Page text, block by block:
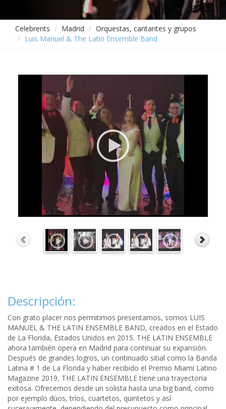
Celebrents Madrid
Orquestas, cantantes y grupos
Luis Manuel & The Latin Ensemble Band
Descripción:
Con grato placer nos permitimos presentarnos, somos LUIS
MANUEL & THE LATIN ENSEMBLE BAND, creados en el Estado
de La Florida, Estados Unidos en 2015. THE LATIN ENSEMBLE
ahora también opera en Madrid para continuar su expansión.
Después de grandes logros, un continuado sitial como la Banda
Latina # 1 de La Florida y haber recibido el Premio Miami Latino
Magazine 2019, THE LATIN ENSEMBLE tiene una trayectoria
exitosa. Ofrecemos desde un solista hasta una big band, como
por ejemplo dúos, tríos, cuartetos, quintetos y así